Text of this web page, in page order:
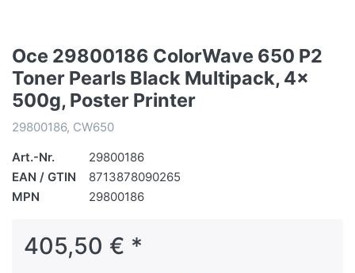
Oce 29800186 ColorWave 650 P2
Toner Pearls Black Multipack, 4x
500g, Poster Printer
29800186, CW650
Art.-Nr.
29800186
EAN / GTIN
8713878090265
MPN
29800186
405,50 € *